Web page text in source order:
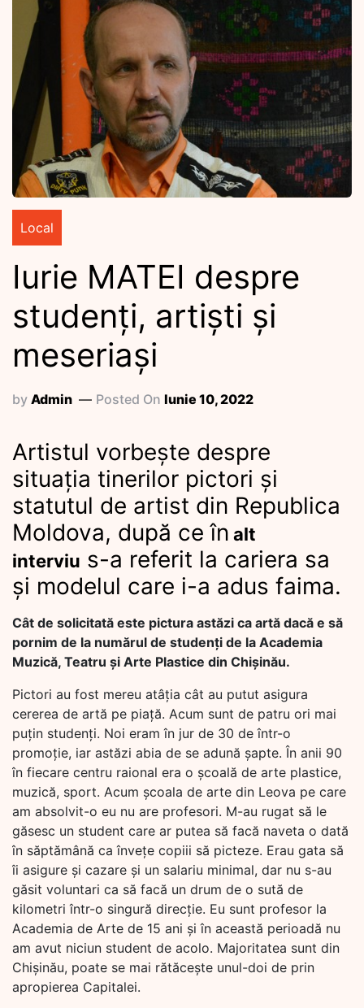
Local
Iurie MATEI despre
studenți, artiști și
meseriași
by Admin Posted On Iunie 10, 2022
Artistul vorbește despre
situația tinerilor pictori și
statutul de artist din Republica
Moldova, după ce în alt
interviu s-a referit la cariera sa
și modelul care i-a adus faima.
Cât de solicitată este pictura astăzi ca artă dacă e să
pornim de la numărul de studenți de la Academia
Muzică, Teatru și Arte Plastice din Chișinău.
Pictori au fost mereu atâția cât au putut asigura
cererea de artă pe piață. Acum sunt de patru ori mai
puțin studenți. Noi eram în jur de 30 de într-o
promoție, iar astăzi abia de se adună șapte. În anii 90
în fiecare centru raional era o școală de arte plastice,
muzică, sport. Acum școala de arte din Leova pe care
am absolvit-o eu nu are profesori. M-au rugat să le
găsesc un student care ar putea să facă naveta o dată
în săptămână ca învețe copiii să picteze. Erau gata să
îi asigure și cazare și un salariu minimal, dar nu s-au
găsit voluntari ca să facă un drum de o sută de
kilometri într-o singură direcție. Eu sunt profesor la
Academia de Arte de 15 ani și în această perioadă nu
am avut niciun student de acolo. Majoritatea sunt din
Chișinău, poate se mai rătăcește unul-doi de prin
apropierea Capitalei.